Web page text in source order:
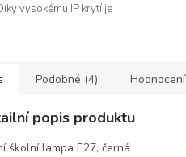
vysokému IP krytí je
Podobné (4) Hodnocení
popis produktu
školní lampa E27, černá